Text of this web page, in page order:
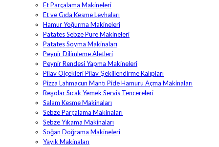
Et Parçalama Makineleri
Et ve Gıda Kesme Levhaları
Hamur Yoğurma Makineleri
Patates Sebze Püre Makineleri
Patates Soyma Makinaları
Peynir Dilimleme Aletleri
Peynir Rendesi Yapma Makineleri
Pilav Ölçekleri Pilav Şekillendirme Kalıpları
Pizza Lahmacun Mantı Pide Hamuru Açma Makinaları
Reşolar Sıcak Yemek Servis Tencereleri
Salam Kesme Makinaları
Sebze Parçalama Makinaları
Sebze Yıkama Makinaları
Soğan Doğrama Makineleri
Yayık Makinaları